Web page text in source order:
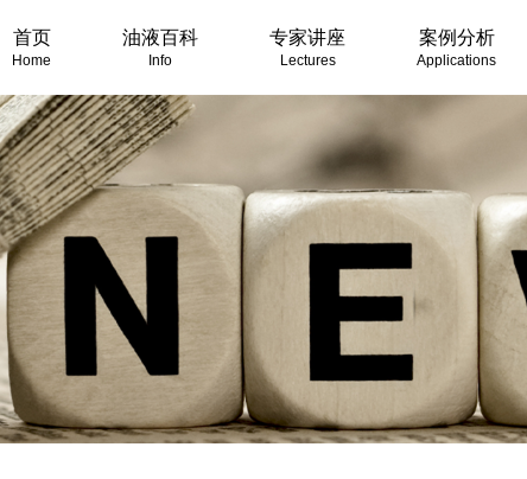
首页
Home
油液百科
Info
专家讲座
Lectures
案例分析
Applications